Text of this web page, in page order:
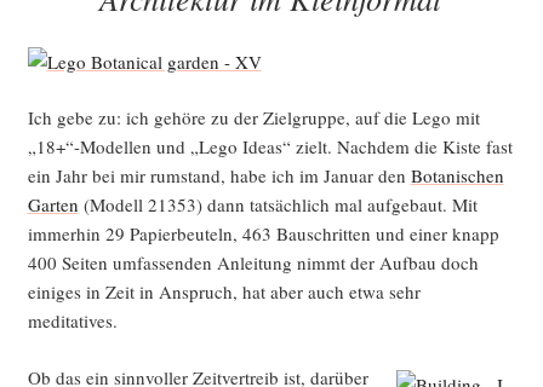
Ich gebe zu: ich gehö­re zu der Ziel­grup­pe, auf die Lego mit
„18+“-Modellen und „Lego Ide­as“ zielt. Nach­dem die Kis­te fast
ein Jahr bei mir rum­stand, habe ich im Janu­ar den Bota­ni­schen
Gar­ten (Modell 21353) dann tat­säch­lich mal auf­ge­baut. Mit
immer­hin 29 Papier­beu­teln, 463 Bau­schrit­ten und einer knapp
400 Sei­ten umfas­sen­den Anlei­tung nimmt der Auf­bau doch
eini­ges in Zeit in Anspruch, hat aber auch etwa sehr
meditatives.
Ob das ein sinn­vol­ler Zeit­ver­treib ist, dar­über